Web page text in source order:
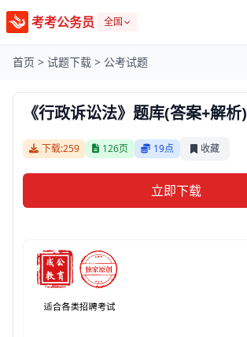
考考公务员 全国
首页 > 试题下载 > 公考试题
《行政诉讼法》题库(答案+解析)
下载:259 126页 19点 收藏
立即下载